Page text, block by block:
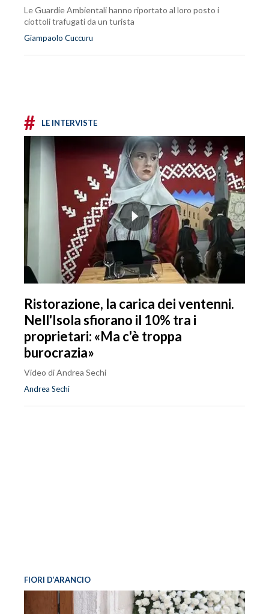
Le Guardie Ambientali hanno riportato al loro posto i
ciottoli trafugati da un turista
Giampaolo Cuccuru
# LE INTERVISTE
Ristorazione, la carica dei ventenni.
Nell'Isola sfiorano il 10% tra i
proprietari: «Ma c'è troppa
burocrazia»
Video di Andrea Sechi
Andrea Sechi
FIORI D’ARANCIO